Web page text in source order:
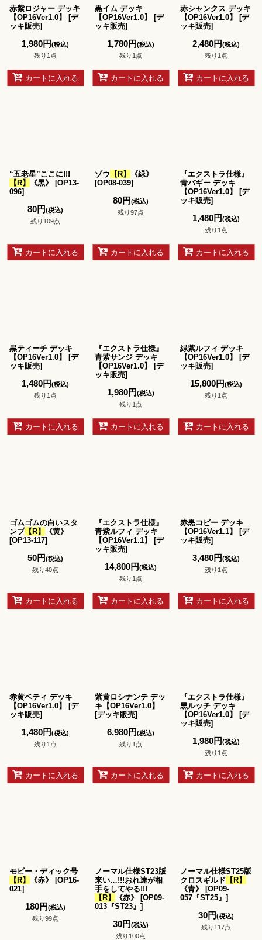
赤紫ロジャー デッキ
【OP16Ver1.0】
[デ
ッキ販売]
1,980円(税込)
残り1点
カートに入れる
黒イム デッキ
【OP16Ver1.0】
[デ
ッキ販売]
1,780円(税込)
残り1点
カートに入れる
赤シャンクス デッキ
【OP16Ver1.0】
[デ
ッキ販売]
2,480円(税込)
残り1点
カートに入れる
“五老星”ここに!!!
【R】
《黒》 [OP13-
096]
80円(税込)
残り109点
カートに入れる
ゾウ 【R】
《緑》
[OP08-039]
80円(税込)
残り97点
カートに入れる
『エクストラ仕様』
青バギー デッキ
【OP16Ver1.0】
[デ
ッキ販売]
1,480円(税込)
残り1点
カートに入れる
黒ティーチ デッキ
【OP16Ver1.0】
[デ
ッキ販売]
1,480円(税込)
残り1点
カートに入れる
『エクストラ仕様』
青紫サンジ デッキ
【OP16Ver1.0】
[デ
ッキ販売]
1,980円(税込)
残り1点
カートに入れる
緑紫ルフィ デッキ
【OP16Ver1.0】
[デ
ッキ販売]
15,800円(税込)
残り1点
カートに入れる
ゴムゴムの白いスタ
ンプ 【R】
《黄》
[OP13-117]
50円(税込)
残り40点
カートに入れる
『エクストラ仕様』
青紫ルフィ デッキ
【OP16Ver1.1】
[デ
ッキ販売]
14,800円(税込)
残り1点
カートに入れる
赤黒コビー デッキ
【OP16Ver1.1】
[デ
ッキ販売]
3,480円(税込)
残り1点
カートに入れる
赤黄ベティ デッキ
【OP16Ver1.0】
[デ
ッキ販売]
1,480円(税込)
残り1点
カートに入れる
紫黄ロシナンテ デッ
キ【OP16Ver1.0】
[デッキ販売]
6,980円(税込)
残り1点
カートに入れる
『エクストラ仕様』
黒ルッチ デッキ
【OP16Ver1.0】
[デ
ッキ販売]
1,980円(税込)
残り1点
カートに入れる
モビー・ディック号
【R】
《赤》 [OP16-
021]
180円(税込)
残り99点
ノーマル仕様ST23版
来い…!!!おれ達が相
手をしてやる!!!
【R】
《赤》 [OP09-
013『ST23』 ]
30円(税込)
残り100点
ノーマル仕様ST25版
クロスギルド 【R】
《青》
[OP09-
057『ST25』 ]
30円(税込)
残り117点